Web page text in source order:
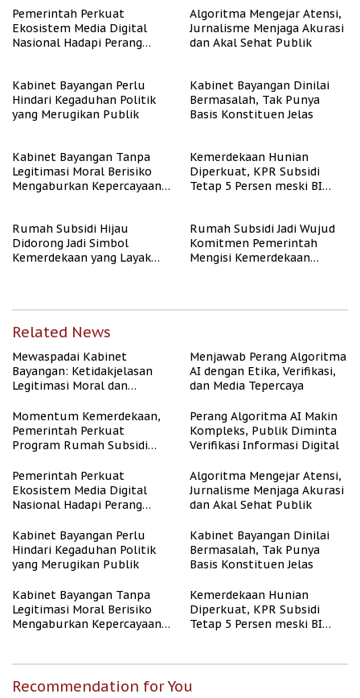
Pemerintah Perkuat
Ekosistem Media Digital
Nasional Hadapi Perang
Algoritma Mengejar Atensi,
Jurnalisme Menjaga Akurasi
dan Akal Sehat Publik
Kabinet Bayangan Perlu
Hindari Kegaduhan Politik
yang Merugikan Publik
Kabinet Bayangan Dinilai
Bermasalah, Tak Punya
Basis Konstituen Jelas
Kabinet Bayangan Tanpa
Legitimasi Moral Berisiko
Mengaburkan Kepercayaan
Kemerdekaan Hunian
Diperkuat, KPR Subsidi
Tetap 5 Persen meski BI
Rumah Subsidi Hijau
Didorong Jadi Simbol
Kemerdekaan yang Layak
Rumah Subsidi Jadi Wujud
Komitmen Pemerintah
Mengisi Kemerdekaan
Related News
Mewaspadai Kabinet
Bayangan: Ketidakjelasan
Legitimasi Moral dan
Menjawab Perang Algoritma
AI dengan Etika, Verifikasi,
dan Media Tepercaya
Momentum Kemerdekaan,
Pemerintah Perkuat
Program Rumah Subsidi
Berpenghasilan Rendah
Perang Algoritma AI Makin
Kompleks, Publik Diminta
Verifikasi Informasi Digital
Pemerintah Perkuat
Ekosistem Media Digital
Nasional Hadapi Perang
Algoritma Mengejar Atensi,
Jurnalisme Menjaga Akurasi
dan Akal Sehat Publik
Kabinet Bayangan Perlu
Hindari Kegaduhan Politik
yang Merugikan Publik
Kabinet Bayangan Dinilai
Bermasalah, Tak Punya
Basis Konstituen Jelas
Kabinet Bayangan Tanpa
Legitimasi Moral Berisiko
Mengaburkan Kepercayaan
Kemerdekaan Hunian
Diperkuat, KPR Subsidi
Tetap 5 Persen meski BI
Recommendation for You